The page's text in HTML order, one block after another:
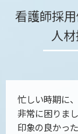
看護師採
人
忙しい時期に
非常に困りま
印象の良かっ